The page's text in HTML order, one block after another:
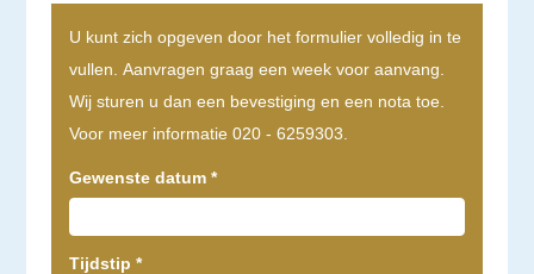
U kunt zich opgeven door het formulier volledig in te
vullen. Aanvragen graag een week voor aanvang.
Wij sturen u dan een bevestiging en een nota toe.
Voor meer informatie 020 - 6259303.
Gewenste datum *
Tijdstip *